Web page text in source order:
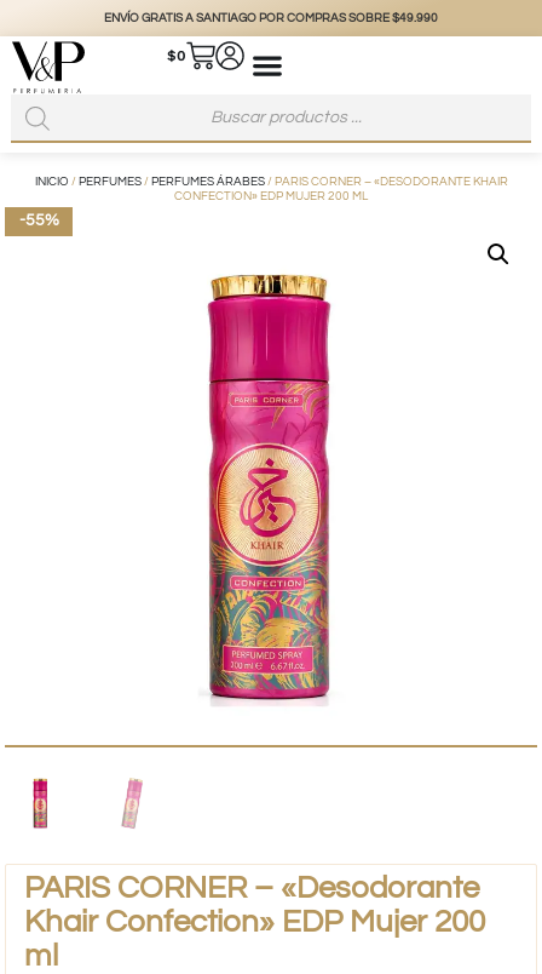
ENVÍO GRATIS A SANTIAGO POR COMPRAS SOBRE $49.990
$0
INICIO / PERFUMES/ PERFUMES ÁRABES/ PARIS CORNER – «DESODORANTE KHAIR
CONFECTION» EDP MUJER 200 ML
-55%
PARIS CORNER – «Desodorante
Khair Confection» EDP Mujer 200
ml